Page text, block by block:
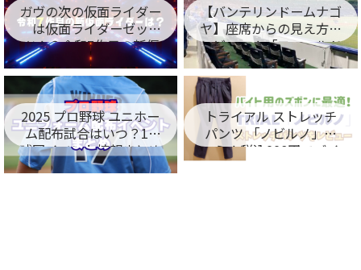
ガヴの次の仮面ライダー
は仮面ライダーゼッ
ツ！？令和7作目の新仮
面ライダー名が判明！
【バンテリンドームナゴ
ヤ】座席からの見え方を
レビュー！「フィールド
シート編」
2025 プロ野球 ユニホー
ム配布試合はいつ？12
球団イベント情報まとめ
トライアル ストレッチ
パンツ 「ノビルノ」口
コミ！税込998円でバイ
ト用のズボンに最適！